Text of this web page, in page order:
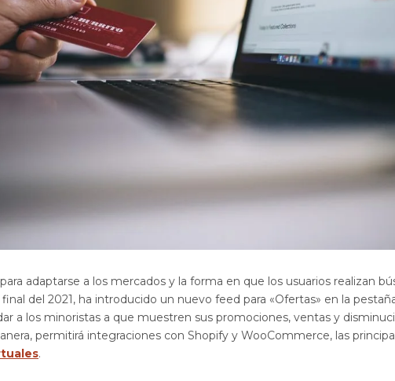
adaptarse a los mercados y la forma en que los usuarios realizan
del 2021, ha introducido un nuevo feed para «Ofertas» en la
a los minoristas a que muestren sus promociones, ventas y
permitirá integraciones con Shopify y WooCommerce, las
.